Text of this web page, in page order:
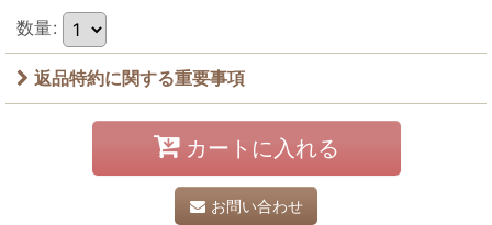
数量:
返品特約に関する重要事項
カートに入れる
お問い合わせ